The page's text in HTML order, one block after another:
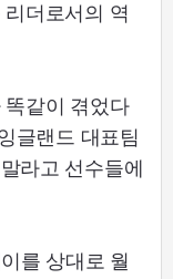
더로서의 역
같이 겪었다
글랜드 대표팀
라고 선수들에
를 상대로 월